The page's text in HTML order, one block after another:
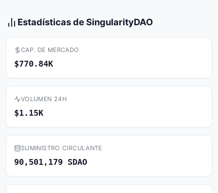
Estadísticas de SingularityDAO
CAP. DE MERCADO
$770.84K
VOLUMEN 24H
$1.15K
SUMINISTRO CIRCULANTE
90,501,179 SDAO